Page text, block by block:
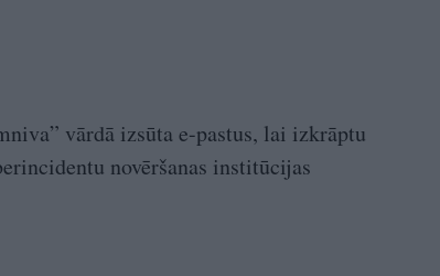
vārdā izsūta e-pastus, lai izkrāptu
novēršanas institūcijas